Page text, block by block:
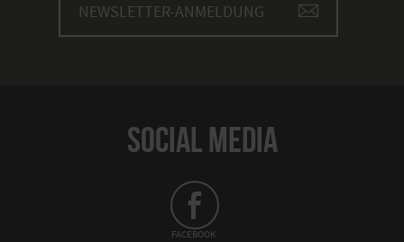
NEWSLETTER-ANMELDUNG
SOCIAL MEDIA
FACEBOOK